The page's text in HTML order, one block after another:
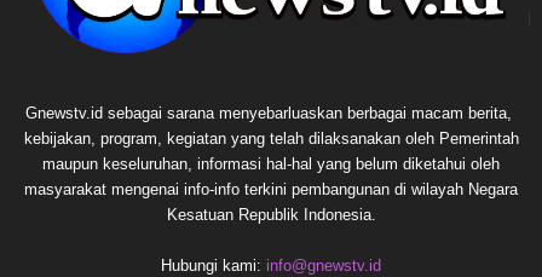
Gnewstv.id sebagai sarana menyebarluaskan berbagai macam berita,
kebijakan, program, kegiatan yang telah dilaksanakan oleh Pemerintah
maupun keseluruhan, informasi hal-hal yang belum diketahui oleh
masyarakat mengenai info-info terkini pembangunan di wilayah Negara
Kesatuan Republik Indonesia.
Hubungi kami: info@gnewstv.id